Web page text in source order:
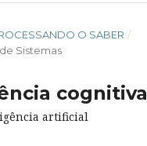
O SABER /
Sistemas
cognitiva
artificial